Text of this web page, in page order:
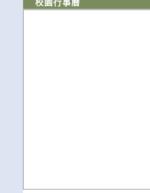
校園行事曆